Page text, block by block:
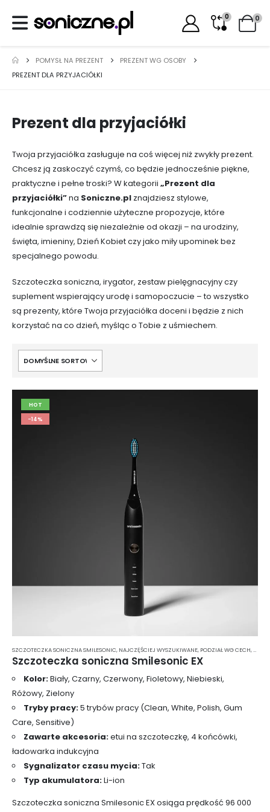
0 0
POMYSŁ NA PREZENT
PREZENT WG OSOBY
PREZENT DLA PRZYJACIÓŁKI
Prezent dla przyjaciółki
Twoja przyjaciółka zasługuje na coś więcej niż zwykły prezent.
Chcesz ją zaskoczyć czymś, co będzie jednocześnie piękne,
praktyczne i pełne troski? W kategorii „Prezent dla
przyjaciółki”na Soniczne.pl znajdziesz stylowe,
funkcjonalne i codziennie użyteczne propozycje, które
idealnie sprawdzą się niezależnie od okazji – na urodziny,
święta, imieniny, Dzień Kobiet czy jako miły upominek bez
specjalnego powodu.
Szczoteczka soniczna, irygator, zestaw pielęgnacyjny czy
suplement wspierający urodę i samopoczucie – to wszystko
są prezenty, które Twoja przyjaciółka doceni i będzie z nich
korzystać na co dzień, myśląc o Tobie z uśmiechem.
HOT
-14%
SZCZOTECZKA SONICZNA SMILESONIC, NAJCZĘŚCIEJ WYSZUKIWANE, PODZIAŁ WG CECH,
Szczoteczka soniczna Smilesonic EX
Kolor:Biały, Czarny, Czerwony, Fioletowy, Niebieski,
Różowy, Zielony
Tryby pracy:5 trybów pracy (Clean, White, Polish, Gum
Care, Sensitive)
Zawarte akcesoria:etui na szczoteczkę, 4 końcówki,
ładowarka indukcyjna
Sygnalizator czasu mycia:Tak
Typ akumulatora:Li-ion
Szczoteczka soniczna Smilesonic EX osiąga prędkość 96 000